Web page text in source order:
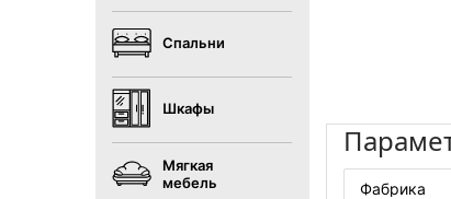
Спальни
Шкафы
Мягкая
мебель
Фабрика